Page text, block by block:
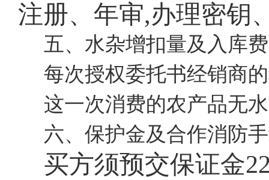
注册、年审,办理密钥
五、水杂增扣量及入库费
每次授权委托书经销商
这一次消费的农产品无
六、保护金及合作消防
买方须预交保证金